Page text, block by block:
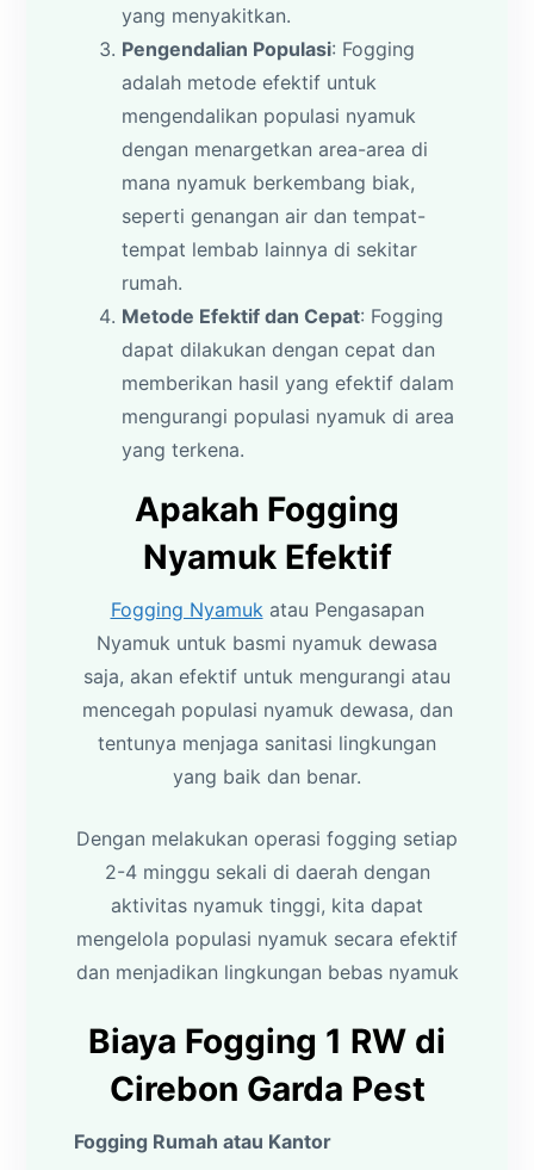
yang menyakitkan.
Pengendalian Populasi: Fogging
adalah metode efektif untuk
mengendalikan populasi nyamuk
dengan menargetkan area-area di
mana nyamuk berkembang biak,
seperti genangan air dan tempat-
tempat lembab lainnya di sekitar
rumah.
Metode Efektif dan Cepat: Fogging
dapat dilakukan dengan cepat dan
memberikan hasil yang efektif dalam
mengurangi populasi nyamuk di area
yang terkena.
Apakah Fogging
Nyamuk Efektif
Fogging Nyamuk atau Pengasapan
Nyamuk untuk basmi nyamuk dewasa
saja, akan efektif untuk mengurangi atau
mencegah populasi nyamuk dewasa, dan
tentunya menjaga sanitasi lingkungan
yang baik dan benar.
Dengan melakukan operasi fogging setiap
2-4 minggu sekali di daerah dengan
aktivitas nyamuk tinggi, kita dapat
mengelola populasi nyamuk secara efektif
dan menjadikan lingkungan bebas nyamuk
Biaya Fogging 1 RW di
Cirebon Garda Pest
Fogging Rumah atau Kantor